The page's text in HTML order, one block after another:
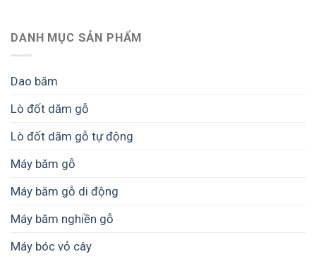
DANH MỤC SẢN PHẨM
Dao băm
Lò đốt dăm gỗ
Lò đốt dăm gỗ tự động
Máy băm gỗ
Máy băm gỗ di động
Máy băm nghiền gỗ
Máy bóc vỏ cây